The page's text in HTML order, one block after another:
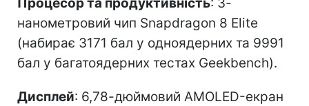
Процесор та продуктивність: 3-
нанометровий чип Snapdragon 8 Elite
(набирає 3171 бал у одноядерних та 9991
бал у багатоядерних тестах Geekbench).
Дисплей: 6,78-дюймовий AMOLED-екран